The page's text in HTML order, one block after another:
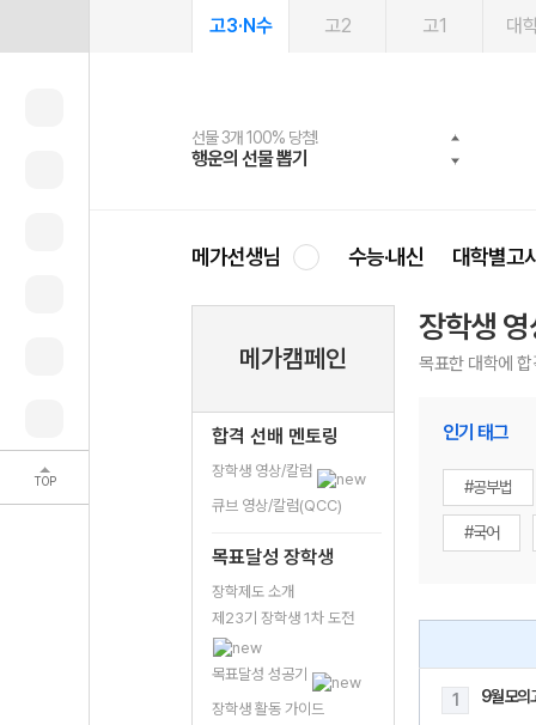
TOP
고3·N수 고2 고1 대
선물 3개 100% 당첨!
행운의 선물 뽑기
선물 100% 증정!
메가스터디 X 올리브
여름방학 스터디 캐시백
메가런 썸머스쿨
2027 러셀 단과
강사 공개선발
스마트러닝앱
설문 EVENT
메가패스
3일 무료 체험권
메가패스 수강생 무료혜택!
메가클럽 멤버십
사회공헌 캠페인
희망이룸 메가나눔
메가선생님 수능·내신 대학별고
메가캠페인
합격 선배 멘토링
장학생 영상/칼럼
큐브 영상/칼럼(QCC)
목표달성 장학생
장학제도 소개
제23기 장학생 1차 도전
목표달성 성공기
장학생 활동 가이드
장학생
목표한 대학에
인기 태그
#공부법
#국어
1 9월 모의